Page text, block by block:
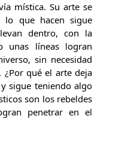
mística. Su arte se
lo que hacen sigue
dentro, con la
unas líneas logran
sin necesidad
¿Por qué el arte deja
sigue teniendo algo
son los rebeldes
penetrar en el